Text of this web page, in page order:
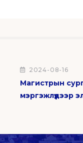
Магистрын
мэргэжлүүдээр
2024-08-16